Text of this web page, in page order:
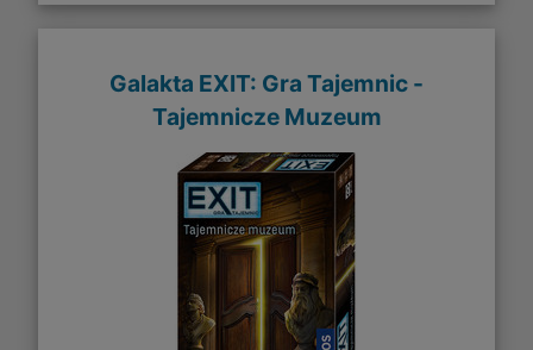
Galakta EXIT: Gra Tajemnic -
Tajemnicze Muzeum